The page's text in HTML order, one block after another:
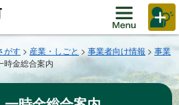
がす > 産業・しごと > 事業者向け情報 > 事業
時金総合案内